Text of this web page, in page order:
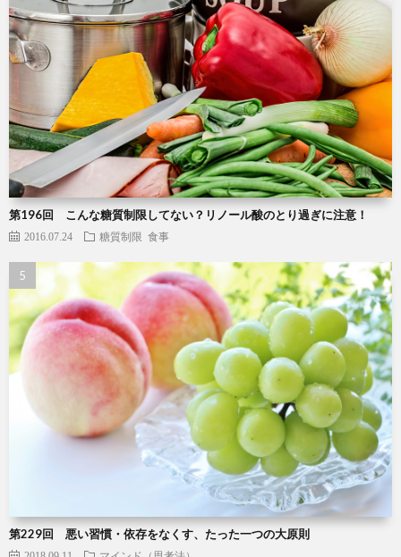
第196回 こんな糖質制限してない？リノール酸のとり過ぎに注意！
2016.07.24 糖質制限 食事
第229回 悪い習慣・依存をなくす、たった一つの大原則